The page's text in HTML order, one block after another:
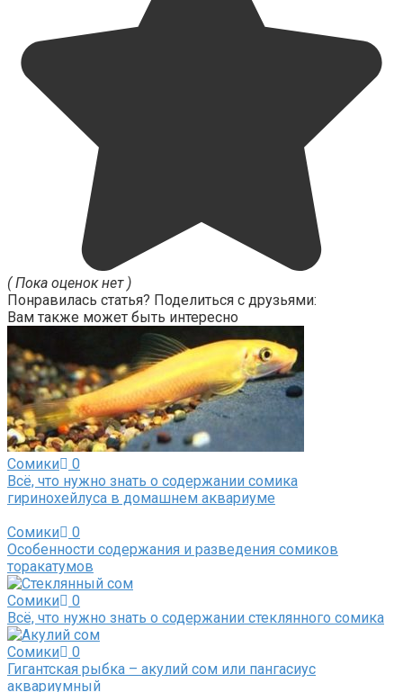
( Пока оценок нет )
Понравилась статья? Поделиться с друзьями:
Вам также может быть интересно
Сомики
0
Всё, что нужно знать о содержании сомика
гиринохейлуса в домашнем аквариуме
Сомики
0
Особенности содержания и разведения сомиков
торакатумов
Сомики
0
Всё, что нужно знать о содержании стеклянного сомика
Сомики
0
Гигантская рыбка – акулий сом или пангасиус
аквариумный